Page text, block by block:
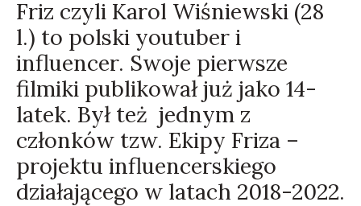
Friz czyli Karol Wiśniewski (28
l.) to polski youtuber i
influencer. Swoje pierwsze
filmiki publikował już jako 14-
latek. Był też jednym z
członków tzw. Ekipy Friza –
projektu influencerskiego
działającego w latach 2018-2022.